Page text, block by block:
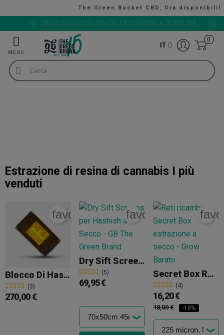
The Green Bucket CBD, Ora disponibili!
VALUTAZIONE 9/10
IT
0
Estrazione di resina di cannabis I più
venduti
Blocco Di Hashish Dry 100 G Z Punch
(3)
favorite_border
270,00 €
Dry Sift Screens
(5)
favorite_border
69,95 €
Secret Box Reti Di Ricambio
(4)
16,20 €
18,00 € -10%